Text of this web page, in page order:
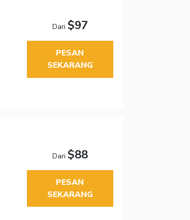
Dari $97
PESAN
SEKARANG
Dari $88
PESAN
SEKARANG